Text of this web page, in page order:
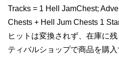
Tracks = 1 Hell JamChest;
Chests + Hell Jum Chests 1
ヒットは変換されず、在庫に
ティバルショップで商品を購